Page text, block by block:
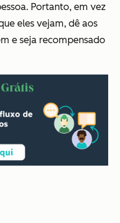
Portanto, em vez
eles vejam, dê aos
e seja recompensado